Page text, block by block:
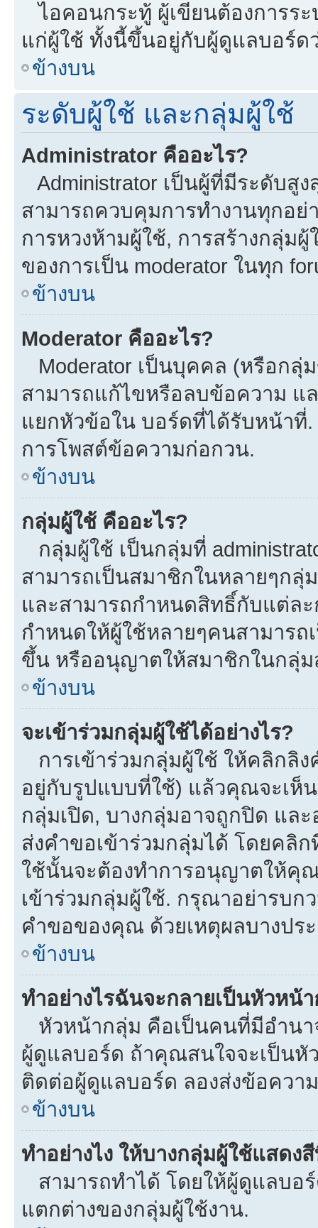
ไอคอนกระทู้ ผู้เขียนต้องการร
แก่ผู้ใช้ ทั้งนี้ขึ้นอยู่กับผู้ดูแลบอร์ด
ข้างบน
ระดับผู้ใช้ และกลุ่มผู้ใช้
Administrator คืออะไร?
Administrator เป็นผู้ที่มีระดับสู
สามารถควบคุมการทำงานทุกอย่
การหวงห้ามผู้ใช้, การสร้างกลุ่ม
ของการเป็น moderator ในทุก
ข้างบน
Moderator คืออะไร?
Moderator เป็นบุคคล (หรือก
สามารถแก้ไขหรือลบข้อความ แ
แยกหัวข้อใน บอร์ดที่ได้รับหน้าที่.
การโพสต์ข้อความก่อกวน.
ข้างบน
กลุ่มผู้ใช้ คืออะไร?
กลุ่มผู้ใช้ เป็นกลุ่มที่
สามารถเป็นสมาชิกในหลายๆก
และสามารถกำหนดสิทธิ์กับแต่ละ
กำหนดให้ผู้ใช้หลายๆคนสามารถ
ขึ้น หรืออนุญาตให้สมาชิกในกลุ่ม
ข้างบน
จะเข้าร่วมกลุ่มผู้ใช้ได้อย่างไร?
การเข้าร่วมกลุ่มผู้ใช้ ให้คลิกลิ
อยู่กับรูปแบบที่ใช้) แล้วคุณจะเห็
กลุ่มเปิด, บางกลุ่มอาจถูกปิด แล
ส่งคำขอเข้าร่วมกลุ่มได้ โดยคลิ
ใช้นั้นจะต้องทำการอนุญาตให้คุณ
เข้าร่วมกลุ่มผู้ใช้. กรุณาอย่ารบก
คำขอของคุณ ด้วยเหตุผลบางปร
ข้างบน
ทำอย่างไรฉันจะกลายเป็นหัวหน้
หัวหน้ากลุ่ม คือเป็นคนที่มีอำนา
ผู้ดูแลบอร์ด ถ้าคุณสนใจจะเป็น
ติดต่อผู้ดูแลบอร์ด ลองส่งข้อควา
ข้างบน
ทำอย่างไง ให้บางกลุ่มผู้ใช้แสดง
สามารถทำได้ โดยให้ผู้ดูแลบอ
แตกต่างของกลุ่มผู้ใช้งาน.